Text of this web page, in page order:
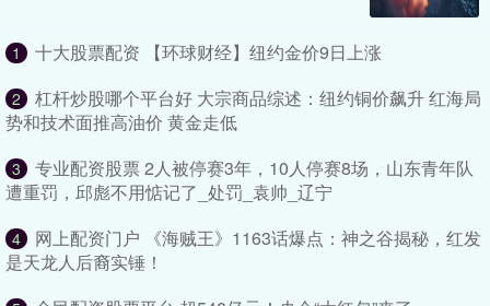
1 十大股票配资 【环球财经】纽约金价9日上涨
2
杠杆炒股哪个平台好 大宗商品综述：纽约铜价飙升 红海局
势和技术面推高油价 黄金走低
3
专业配资股票 2人被停赛3年，10人停赛8场，山东青年队
遭重罚，邱彪不用惦记了_处罚_袁帅_辽宁
4
网上配资门户 《海贼王》1163话爆点：神之谷揭秘，红发
是天龙人后裔实锤！